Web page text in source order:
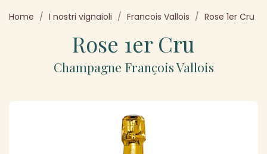
Home I nostri vignaioli Francois Vallois Rose 1er Cru
Rose 1er Cru
Champagne François Vallois